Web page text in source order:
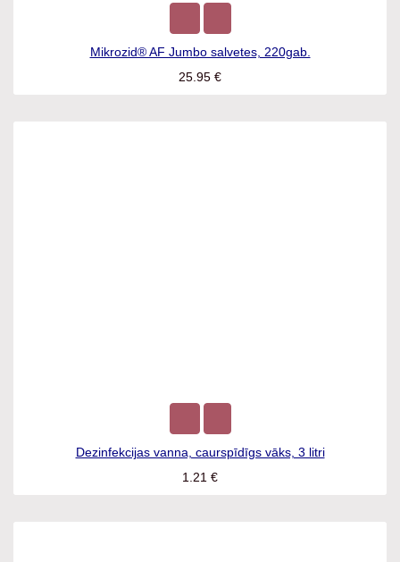
Mikrozid® AF Jumbo salvetes, 220gab.
25.95€
Dezinfekcijas vanna, caurspīdīgs vāks, 3 litri
1.21€